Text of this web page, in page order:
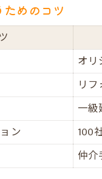
めのコツ
オ
リ
一級
ン
100
仲介